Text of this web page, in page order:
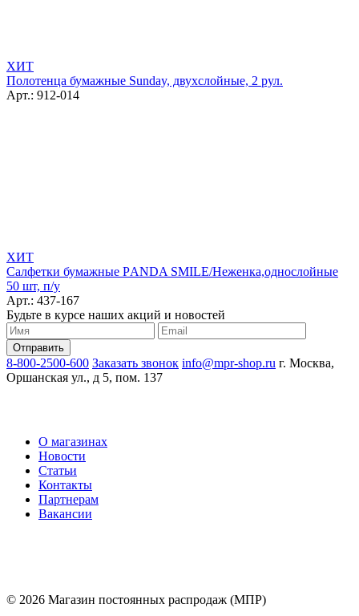
ХИТ
Полотенца бумажные Sunday, двухслойные, 2 рул.
Арт.: 912-014
ХИТ
Салфетки бумажные РANDA SMILE/Неженка,однослойные
50 шт, п/у
Арт.: 437-167
Будьте в курсе наших акций и новостей
8-800-2500-600 Заказать звонок info@mpr-shop.ru г. Москва,
Оршанская ул., д 5, пом. 137
О магазинах
Новости
Статьи
Контакты
Партнерам
Вакансии
© 2026 Магазин постоянных распродаж (МПР)